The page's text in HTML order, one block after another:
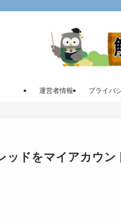
運営者情報 プライバ
ッドをマイアカウン